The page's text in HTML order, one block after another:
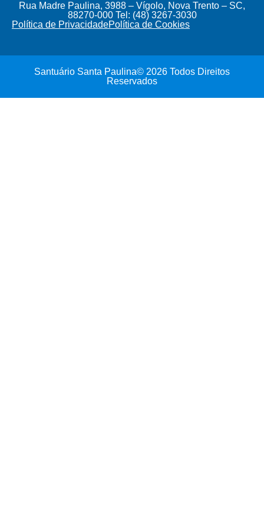
Rua Madre Paulina, 3988 – Vígolo, Nova Trento – SC,
88270-000 Tel: (48) 3267-3030
Política de PrivacidadePolítica de Cookies
Santuário Santa Paulina© 2026 Todos Direitos
Reservados